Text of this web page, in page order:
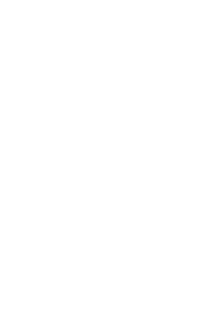
esküsznek a laposabb
a